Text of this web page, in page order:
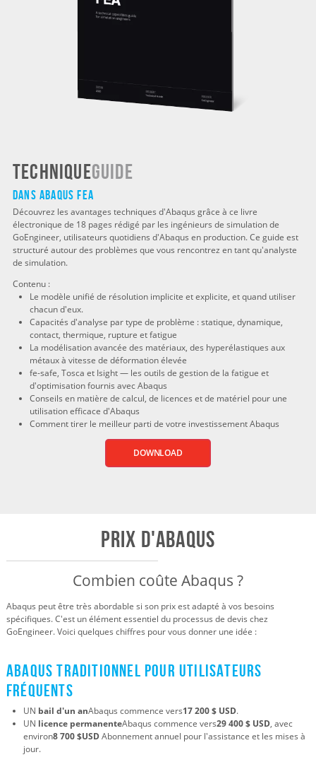
TechniqueGuide
Dans Abaqus FEA
Découvrez les avantages techniques d'Abaqus grâce à ce livre
électronique de 18 pages rédigé par les ingénieurs de simulation de
GoEngineer, utilisateurs quotidiens d'Abaqus en production. Ce guide est
structuré autour des problèmes que vous rencontrez en tant qu'analyste
de simulation.
Contenu :
Le modèle unifié de résolution implicite et explicite, et quand utiliser
chacun d'eux.
Capacités d'analyse par type de problème : statique, dynamique,
contact, thermique, rupture et fatigue
La modélisation avancée des matériaux, des hyperélastiques aux
métaux à vitesse de déformation élevée
fe-safe, Tosca et Isight — les outils de gestion de la fatigue et
d'optimisation fournis avec Abaqus
Conseils en matière de calcul, de licences et de matériel pour une
utilisation efficace d'Abaqus
Comment tirer le meilleur parti de votre investissement Abaqus
DOWNLOAD
Prix ​​d'Abaqus
Combien coûte Abaqus ?
Abaqus peut être très abordable si son prix est adapté à vos besoins
spécifiques. C'est un élément essentiel du processus de devis chez
GoEngineer. Voici quelques chiffres pour vous donner une idée :
Abaqus traditionnel pour utilisateurs
fréquents
UN bail d'un anAbaqus commence vers17 200 $ USD.
UN licence permanenteAbaqus commence vers29 400 $ USD, avec
environ8 700 $USDAbonnement annuel pour l'assistance et les mises à
jour.